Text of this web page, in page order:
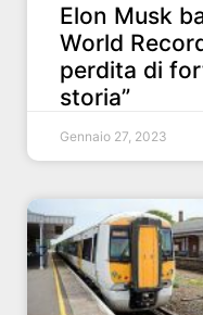
Elon Musk
World
perdita di
storia”
Gennaio 27, 2023